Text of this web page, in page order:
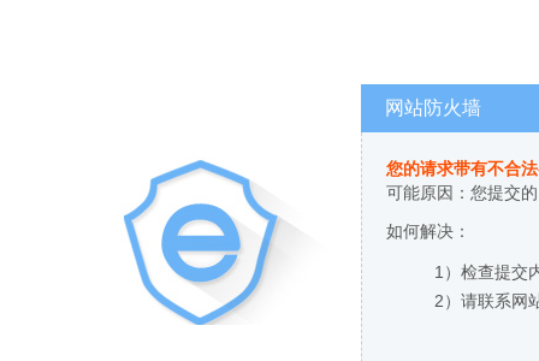
网站防火墙
您的请求带有不合
可能原因：您提交
如何解决：
1）检查提交
2）请联系网